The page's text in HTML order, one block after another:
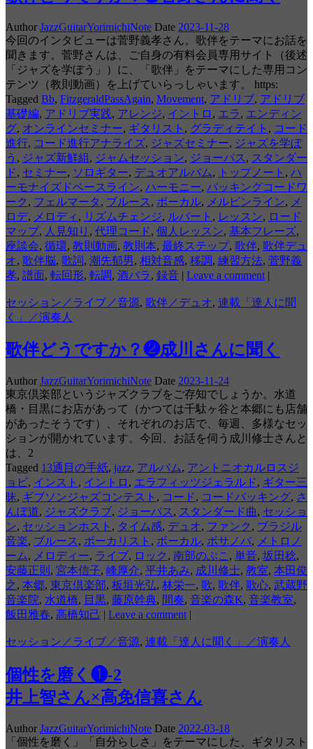
Author JazzGuitarYorimichiNote Date 2023-11-28
今回のインタビューは菅野義孝さん。歌伴をテーマにお話を
聞きます。菅野さんは、ご自身の有料会員専用サイト（後述
「ジャズを学ぼう」）に、「歌伴」をテーマにした専用コン
テンツ（教則動画）を上げていらっしゃいます。 https:
Tagged Bb, FitzgeraldPassAgain, Movement, アドリブ, アドリブ
基礎編, アドリブ実践, アレンジ, イントロ , エラ, エンディン
グ, オンラインセミナー, ギタリスト , グラディテイト , コード
進行, コード進行アナライズ, ジャズセミナー, ジャズを学ぼ
う , ジャズ新鮮組 , ジャムセッション, ジョーパス , スタンダー
ド, セミナー, ソロギター, デュオアルバム, トップノート , ハ
ーモナイズドベースライン, ハーモニー, バッキングコードワ
ーク , フェルマータ , ブルース , ボーカル, メルビンライン, メ
ロデ, メロディ , リズムチェンジ, ルバート , レッスン, ロード
マップ, 人見知り , 代理コード, 個人レッスン, 基本フレーズ,
座談会, 循環, 教則動画, 教則本, 最終ステップ, 歌伴, 歌伴デュ
オ, 歌伴脳, 歌詞, 潮先郁男, 相対音感, 移調, 練習方法, 菅野義
孝, 譜面, 転回形, 転調, 酒バラ, 録音 | Leave a comment |
セッション／ライブ／音源, 歌伴／デュオ, 連載「達人に聞
く」／演奏人
歌伴どうですか？❷成川さんに聞く
Author JazzGuitarYorimichiNote Date 2023-11-24
東京倶楽部というジャズクラブをご存知でしょうか。水道
橋・目黒にお店があって（かつては千駄ヶ谷と本郷にも店舗
があったそうです）、それぞれのお店で、毎週、多様なセッ
ションが開かれています。今回、お話を伺う成川修士さんと
は、2
Tagged 13通目の手紙, jazz, アルバム, アントニオカルロスジ
ョビ, インスト , イントロ , エラフィッツジェラルド, ギター三
昧, ギブソンジャズコンテスト , コード, コードバッキング, さ
んぽ道, ジャズクラブ, ジョーパス , スタンダード曲, セッショ
ン, セッションホスト , タイム感, デュオ, ファンク , ブラジル
音楽, ブルース , ボーカリスト , ボーカル, ボサノバ, メトロノ
ーム, メロディー, ライブ, ロック , 南部のぶこ , 単音, 坂田稔,
安藤正則 , 宮本信子, 峰厚介, 平井あみ, 成川修士, 教室, 本田俊
之, 本郷, 東京倶楽部, 板垣光弘, 林栄一, 歌, 歌伴, 歌心, 武蔵野
音楽院, 水道橋, 目黒, 藤原幹典, 間奏, 音楽の森K, 音楽教室,
飯田雅春, 高橋知己 | Leave a comment |
セッション／ライブ／音源, 連載「達人に聞く」／演奏人
個性を磨く❶-2
井上智さん×高免信喜さん
Author JazzGuitarYorimichiNote Date 2022-03-18
「個性を磨く」「自分らしさ」をテーマにした、ギタリスト